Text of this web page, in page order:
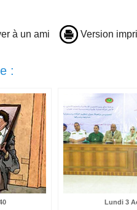
à un ami Version
:
Lundi 3